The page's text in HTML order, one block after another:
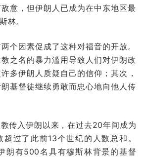
意，但伊朗人已成为在中东地区最
林。
个因素促成了这种对福音的开放。
之名的暴力滥用导致人们对伊朗政
多伊朗人质疑自己的信仰；其次，
基督徒继续勇敢而忠心地向他人传
传入伊朗以来，在过去20年间成为
超过了此前13个世纪的人数总和。
朗有500名具有穆斯林背景的基督